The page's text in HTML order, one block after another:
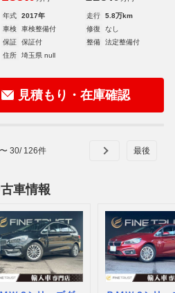
年式 2017年 走行
5.8万km
車検
車検整備付 修復
なし
保証
保証付 整備
法定整備付
住所
埼玉県 null
見積もり・在庫確認
〜 30/ 126件
車情報